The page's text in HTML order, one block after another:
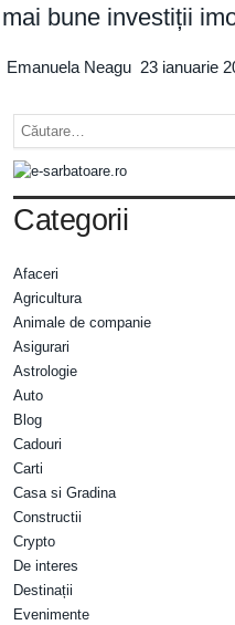
mai bune investiții
Emanuela Neagu 23 ianuarie
Categorii
Afaceri
Agricultura
Animale de companie
Asigurari
Astrologie
Auto
Blog
Cadouri
Carti
Casa si Gradina
Constructii
Crypto
De interes
Destinații
Evenimente